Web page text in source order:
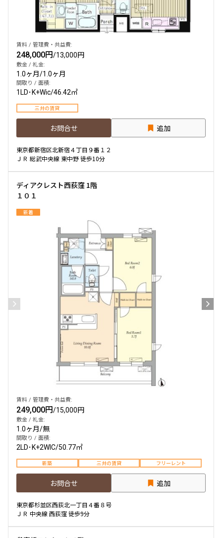
賃料 / 管理費・共益費:
248,000円/13,000円
敷金 / 礼金:
1.0ヶ月/1.0ヶ月
間取り / 面積:
1LD･K+Wic/46.42㎡
三井の賃貸
お問合せ 追加
東京都新宿区北新宿４丁目９番１２
ＪＲ 総武中央線 東中野 徒歩10分
ディアクレスト西荻窪 1階
１０１
新着
賃料 / 管理費・共益費:
249,000円/15,000円
敷金 / 礼金:
1.0ヶ月/無
間取り / 面積:
2LD･K+2WIC/50.77㎡
新築 三井の賃貸 フリーレント
お問合せ 追加
東京都杉並区西荻北一丁目４番８号
ＪＲ 中央線 西荻窪 徒歩9分